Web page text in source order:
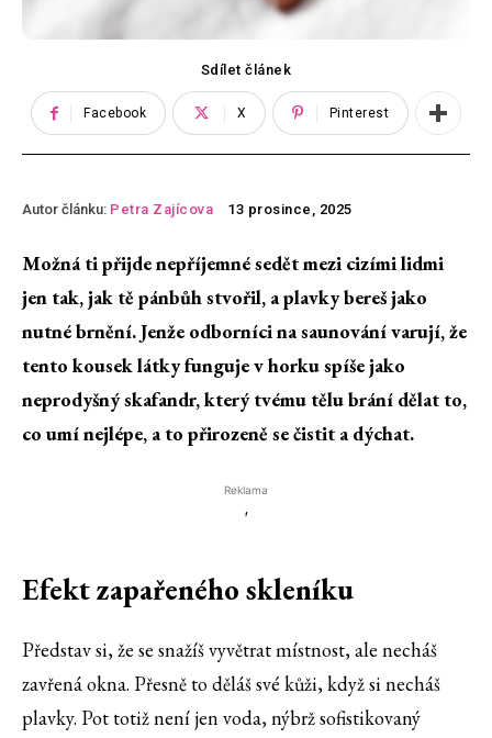
Sdílet článek
Facebook X Pinterest
Autor článku: Petra Zajícova 13 prosince, 2025
Možná ti přijde nepříjemné sedět mezi cizími lidmi
jen tak, jak tě pánbůh stvořil, a plavky bereš jako
nutné brnění. Jenže odborníci na saunování varují, že
tento kousek látky funguje v horku spíše jako
neprodyšný skafandr, který tvému tělu brání dělat to,
co umí nejlépe, a to přirozeně se čistit a dýchat.
Reklama
'
Efekt zapařeného skleníku
Představ si, že se snažíš vyvětrat místnost, ale necháš
zavřená okna. Přesně to děláš své kůži, když si necháš
plavky. Pot totiž není jen voda, nýbrž sofistikovaný